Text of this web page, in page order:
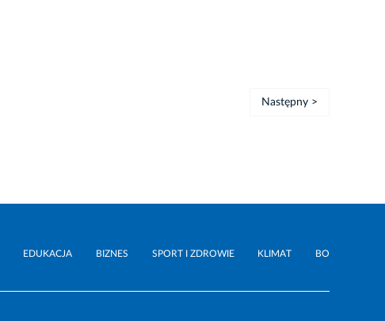
Następny >
EDUKACJA BIZNES SPORT I ZDROWIE KLIMAT BO